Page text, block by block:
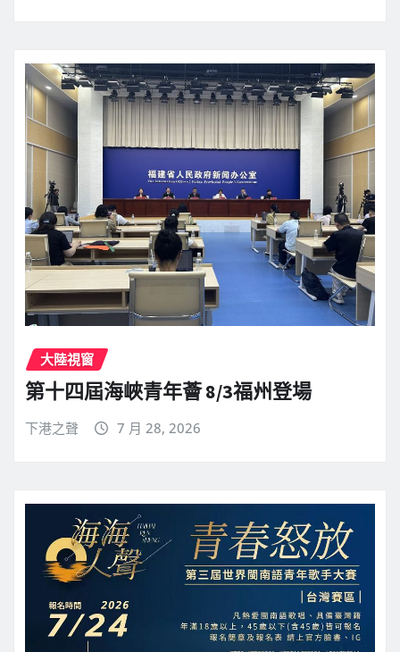
大陸視窗
第十四屆海峽青年薈 8/3福州登場
下港之聲 7 月 28, 2026